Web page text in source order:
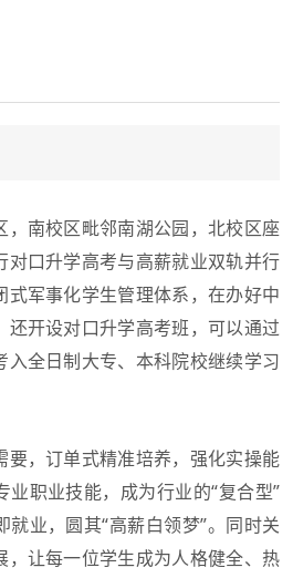
南校区毗邻南湖公园，北校区座
对口升学高考与高薪就业双轨并行
式军事化学生管理体系，在办好中
还开设对口升学高考班，可以通过
入全日制大专、本科院校继续学习
，订单式精准培养，强化实操能
业职业技能，成为行业的“复合型”
业，圆其“高薪白领梦”。同时关
，让每一位学生成为人格健全、热